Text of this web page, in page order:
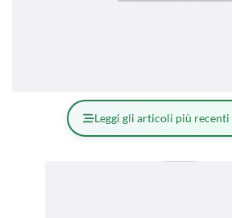
Leggi gli articoli più recenti